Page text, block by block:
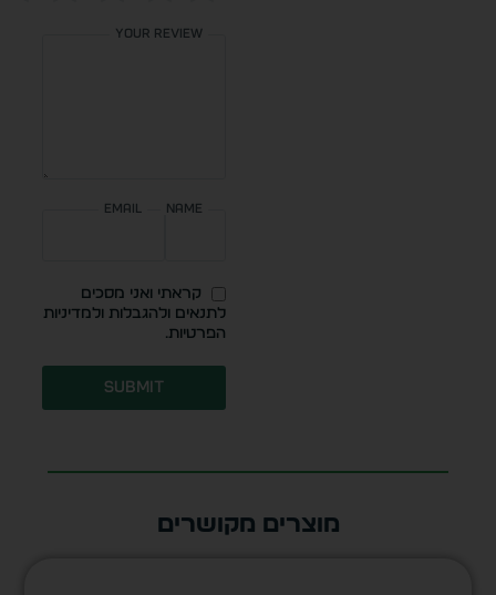
Your review
Name
Email
קראתי ואני מסכים
לתנאים ולהגבלות ולמדיניות
הפרטיות.
Submit
מוצרים מקושרים